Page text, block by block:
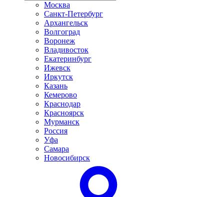
Москва
Санкт-Петербург
Архангельск
Волгоград
Воронеж
Владивосток
Екатеринбург
Ижевск
Иркутск
Казань
Кемерово
Краснодар
Красноярск
Мурманск
Россия
Уфа
Самара
Новосибирск